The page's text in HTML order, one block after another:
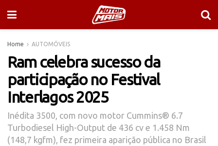
Home AUTOMÓVEIS
Ram celebra sucesso da
participação no Festival
Interlagos 2025
Inédita 3500, com novo motor Cummins® 6.7
Turbodiesel High-Output de 436 cv e 1.458 Nm
(148,7 kgfm), fez primeira aparição pública no Brasil